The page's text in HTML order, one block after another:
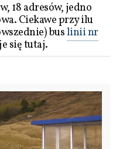
18 adresów, jedno
Ciekawe przy ilu
buslinii nr
się tutaj.